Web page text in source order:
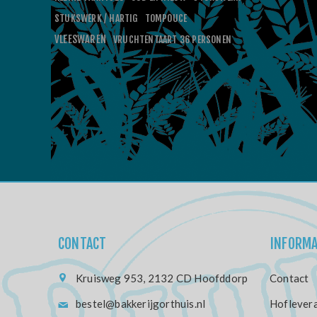
STUKSWERK / HARTIG
TOMPOUCE
VLEESWAREN VRUCHTENTAART 36 PERSONEN
CONTACT
Kruisweg 953, 2132 CD Hoofddorp
bestel@bakkerijgorthuis.nl
Contact